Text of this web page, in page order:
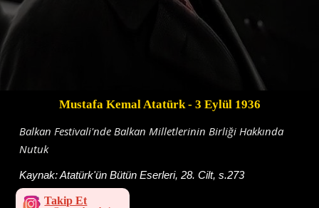
Mustafa Kemal Atatürk- 3 Eylül 1936
Balkan Festivali'nde Balkan Milletlerinin Birliği Hakkında
Nutuk
Kaynak:Atatürk'ün Bütün Eserleri, 28. Cilt, s.273
Takip Et